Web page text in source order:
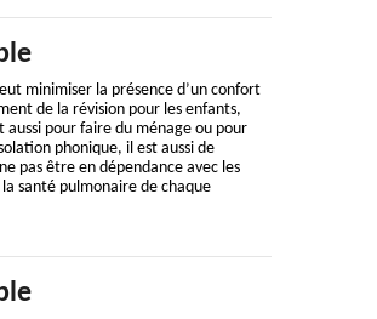
minimiser la présence d’un confort
de la révision pour les enfants,
pour faire du ménage ou pour
phonique, il est aussi de
pas être en dépendance avec les
santé pulmonaire de chaque